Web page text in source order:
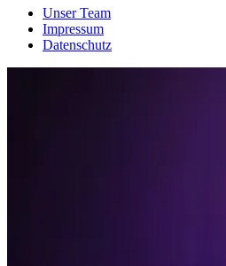
Unser Team
Impressum
Datenschutz